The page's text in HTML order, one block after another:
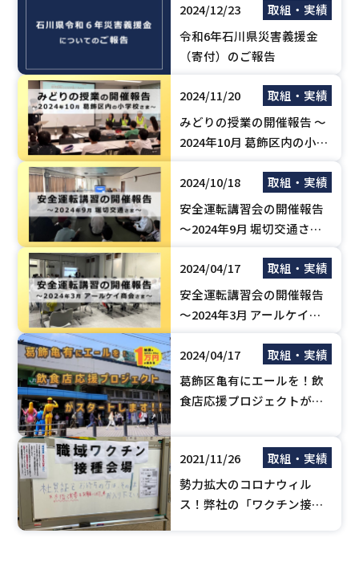
2024/12/23
取組・実績
令和6年石川県災害義援金
（寄付）のご報告
2024/11/20
取組・実績
みどりの授業の開催報告 ～
2024年10月 葛飾区内の小学
2024/10/18
取組・実績
安全運転講習会の開催報告
～2024年9月 堀切交通さま
2024/04/17
取組・実績
安全運転講習会の開催報告
～2024年3月 アールケイ商
2024/04/17
取組・実績
葛飾区亀有にエールを！飲
食店応援プロジェクトがス
る！？】
2021/11/26
取組・実績
勢力拡大のコロナウィル
ス！弊社の「ワクチン接